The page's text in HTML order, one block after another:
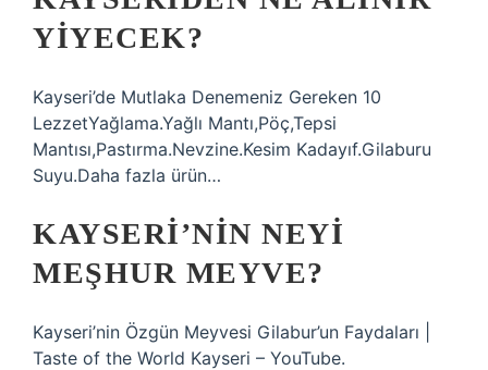
YIYECEK?
Kayseri’de Mutlaka Denemeniz Gereken 10
LezzetYağlama.Yağlı Mantı,Pöç,Tepsi
Mantısı,Pastırma.Nevzine.Kesim Kadayıf.Gilaburu
Suyu.Daha fazla ürün…
KAYSERI’NIN NEYI
MEŞHUR MEYVE?
Kayseri’nin Özgün Meyvesi Gilabur’un Faydaları |
Taste of the World Kayseri – YouTube.